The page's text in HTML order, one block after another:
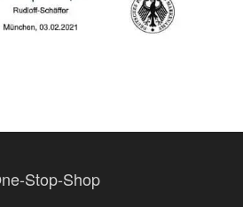
Stop-Shop